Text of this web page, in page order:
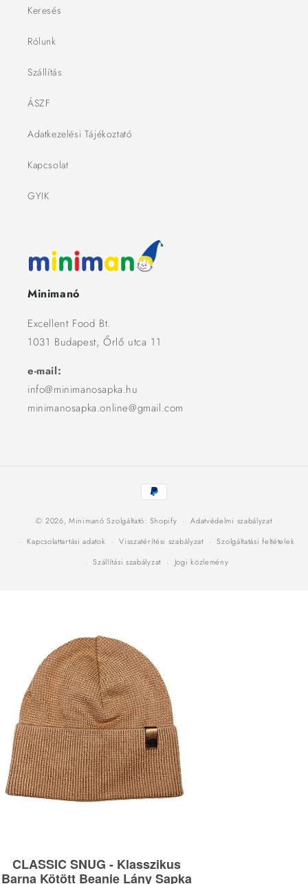
Keresés
Rólunk
Szállítás
ÁSZF
Adatkezelési Tájékoztató
Kapcsolat
GYIK
Minimanó
Excellent Food Bt.
1031 Budapest, Őrlő utca 11
e-mail:
info@minimanosapka.hu
minimanosapka.online@gmail.com
Fizetési
módok
© 2026,Minimanó Szolgáltató: Shopify
Adatvédelmi szabályzat
Kapcsolattartási adatok
Visszatérítési szabályzat
Szolgáltatási feltételek
Szállítási szabályzat
Jogi közlemény